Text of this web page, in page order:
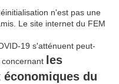
n'est pas une
Le site internet du FEM
19 s'atténuent peut-
les
du